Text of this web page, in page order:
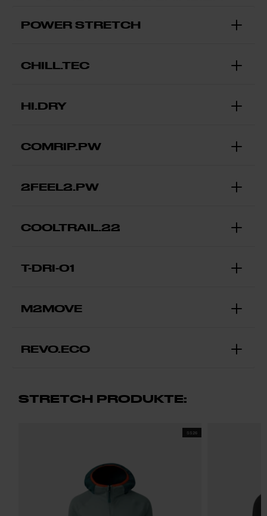
POWER STRETCH
CHILL.TEC
HI.DRY
COMRIP.PW
2FEEL2.PW
COOLTRAIL.22
T-DRI-01
M2MOVE
REVO.ECO
STRETCH PRODUKTE:
SS26